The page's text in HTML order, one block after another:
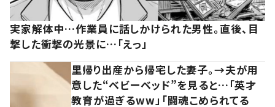
実家解体中…作業員に話しかけられた男性。直後、目
撃した衝撃の光景に…「えっ」
里帰り出産から帰宅した妻子。→夫が用
意した“ベビーベッド”を見ると…「英才
教育が過ぎるww」「闘魂こめられてる